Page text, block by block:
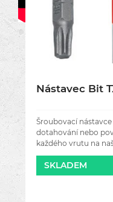
Nástavec Bit
Šroubovací
dotahování nebo
každého vrutu na
doporučenou
SKLADEM